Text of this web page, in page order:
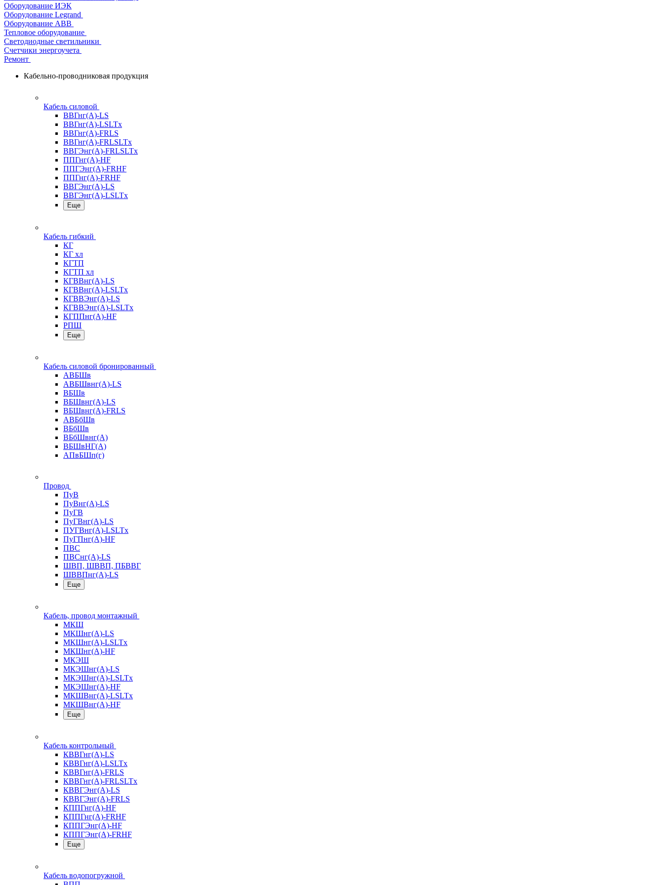
Оборудование ИЭК
Оборудование Legrand
Оборудование АВВ
Тепловое оборудование
Светодиодные светильники
Счетчики энергоучета
Ремонт
Кабельно-проводниковая продукция
Кабель силовой
ВВГнг(А)-LS
ВВГнг(А)-LSLTx
ВВГнг(А)-FRLS
ВВГнг(А)-FRLSLTx
ВВГЭнг(А)-FRLSLTx
ППГнг(А)-HF
ППГЭнг(А)-FRHF
ППГнг(А)-FRHF
ВВГЭнг(А)-LS
ВВГЭнг(А)-LSLTx
Еще
Кабель гибкий
КГ
КГ хл
КГТП
КГТП хл
КГВВнг(А)-LS
КГВВнг(А)-LSLTx
КГВВЭнг(А)-LS
КГВВЭнг(А)-LSLTx
КГППнг(А)-HF
РПШ
Еще
Кабель силовой бронированный
АВБШв
АВБШвнг(А)-LS
ВБШв
ВБШвнг(А)-LS
ВБШвнг(А)-FRLS
АВБбШв
ВБбШв
ВБбШвнг(А)
ВБШвНГ(А)
АПвБШп(г)
Провод
ПуВ
ПуВнг(А)-LS
ПуГВ
ПуГВнг(А)-LS
ПУГВнг(А)-LSLTx
ПуГПнг(А)-HF
ПВС
ПВСнг(А)-LS
ШВП, ШВВП, ПБВВГ
ШВВПнг(А)-LS
Еще
Кабель, провод монтажный
МКШ
МКШнг(А)-LS
МКШнг(А)-LSLTx
МКШнг(А)-HF
МКЭШ
МКЭШнг(А)-LS
МКЭШнг(А)-LSLTx
МКЭШнг(А)-HF
МКШВнг(A)-LSLTx
МКШВнг(А)-HF
Еще
Кабель контрольный
КВВГнг(А)-LS
КВВГнг(А)-LSLTx
КВВГнг(А)-FRLS
КВВГнг(А)-FRLSLTx
КВВГЭнг(А)-LS
КВВГЭнг(А)-FRLS
КППГнг(А)-HF
КППГнг(А)-FRHF
КППГЭнг(А)-HF
КППГЭнг(А)-FRHF
Еще
Кабель водопогружной